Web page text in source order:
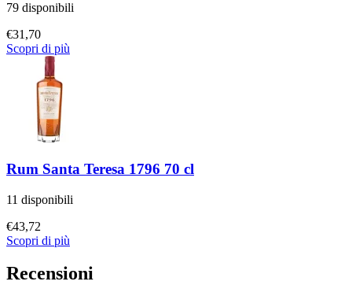
79 disponibili
€31,70
Scopri di più
Rum Santa Teresa 1796 70 cl
11 disponibili
€43,72
Scopri di più
Recensioni